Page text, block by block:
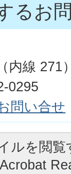
るお
内線 271
0295
問い合せ
ルを閲